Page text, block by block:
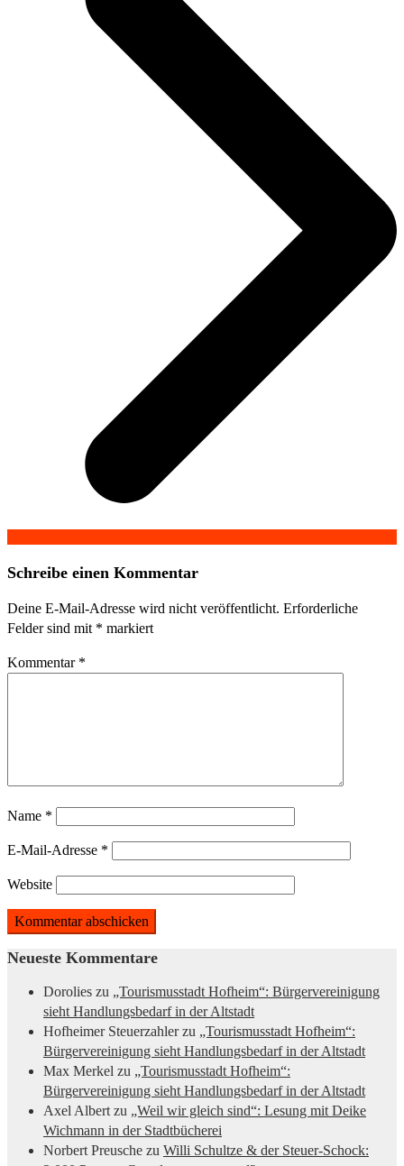
Schreibe einen Kommentar
Deine E-Mail-Adresse wird nicht veröffentlicht. Erforderliche
Felder sind mit * markiert
Kommentar *
Name *
E-Mail-Adresse *
Website
Neueste Kommentare
Dorolies zu „Tourismusstadt Hofheim“: Bürgervereinigung
sieht Handlungsbedarf in der Altstadt
Hofheimer Steuerzahlerzu „Tourismusstadt Hofheim“:
Bürgervereinigung sieht Handlungsbedarf in der Altstadt
Max Merkel zu „Tourismusstadt Hofheim“:
Bürgervereinigung sieht Handlungsbedarf in der Altstadt
Axel Albertzu „Weil wir gleich sind“: Lesung mit Deike
Wichmann in der Stadtbücherei
Norbert Preusche zu Willi Schultze & der Steuer-Schock: